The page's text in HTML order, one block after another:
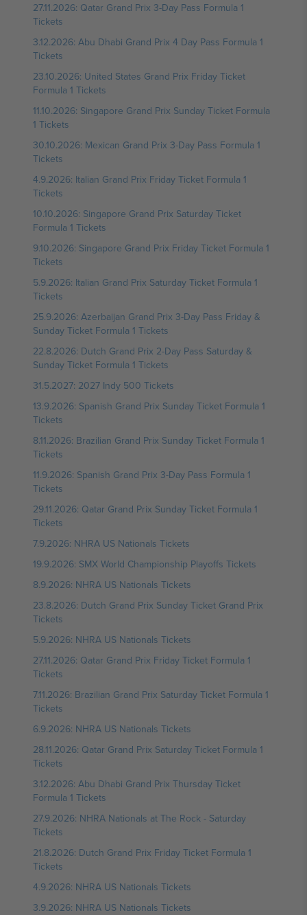
27.11.2026: Qatar Grand Prix 3-Day Pass Formula 1
Tickets
3.12.2026: Abu Dhabi Grand Prix 4 Day Pass Formula 1
Tickets
23.10.2026: United States Grand Prix Friday Ticket
Formula 1 Tickets
11.10.2026: Singapore Grand Prix Sunday Ticket Formula
1 Tickets
30.10.2026: Mexican Grand Prix 3-Day Pass Formula 1
Tickets
4.9.2026: Italian Grand Prix Friday Ticket Formula 1
Tickets
10.10.2026: Singapore Grand Prix Saturday Ticket
Formula 1 Tickets
9.10.2026: Singapore Grand Prix Friday Ticket Formula 1
Tickets
5.9.2026: Italian Grand Prix Saturday Ticket Formula 1
Tickets
25.9.2026: Azerbaijan Grand Prix 3-Day Pass Friday &
Sunday Ticket Formula 1 Tickets
22.8.2026: Dutch Grand Prix 2-Day Pass Saturday &
Sunday Ticket Formula 1 Tickets
31.5.2027: 2027 Indy 500 Tickets
13.9.2026: Spanish Grand Prix Sunday Ticket Formula 1
Tickets
8.11.2026: Brazilian Grand Prix Sunday Ticket Formula 1
Tickets
11.9.2026: Spanish Grand Prix 3-Day Pass Formula 1
Tickets
29.11.2026: Qatar Grand Prix Sunday Ticket Formula 1
Tickets
7.9.2026: NHRA US Nationals Tickets
19.9.2026: SMX World Championship Playoffs Tickets
8.9.2026: NHRA US Nationals Tickets
23.8.2026: Dutch Grand Prix Sunday Ticket Grand Prix
Tickets
5.9.2026: NHRA US Nationals Tickets
27.11.2026: Qatar Grand Prix Friday Ticket Formula 1
Tickets
7.11.2026: Brazilian Grand Prix Saturday Ticket Formula 1
Tickets
6.9.2026: NHRA US Nationals Tickets
28.11.2026: Qatar Grand Prix Saturday Ticket Formula 1
Tickets
3.12.2026: Abu Dhabi Grand Prix Thursday Ticket
Formula 1 Tickets
27.9.2026: NHRA Nationals at The Rock - Saturday
Tickets
21.8.2026: Dutch Grand Prix Friday Ticket Formula 1
Tickets
4.9.2026: NHRA US Nationals Tickets
3.9.2026: NHRA US Nationals Tickets